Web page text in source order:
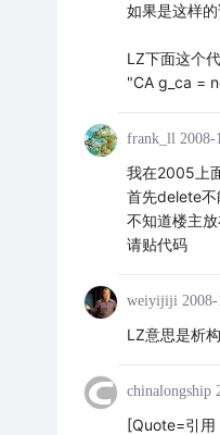
如果是这样
LZ下面这个
"CA g_ca =
frank_ll 2008-
我在2005上
首先delete不
不知道楼主
请贴代码
weiyijiji 2008-
LZ意思是析
chinalongship
[Quote=引